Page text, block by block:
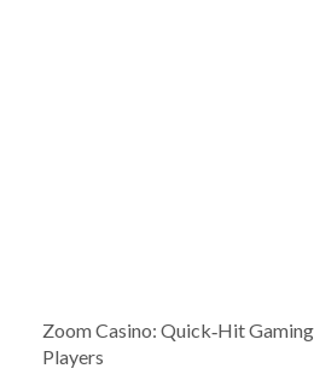
Zoom Casino: Quick‑Hit
Players